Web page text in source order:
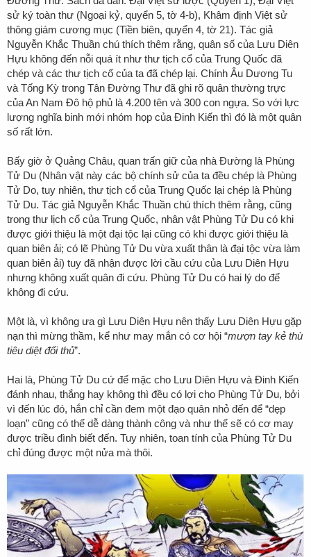
sử ký toàn thư (Ngoại kỷ, quyển 5, tờ 4-b), Khâm định Việt sử
thông giám cương mục (Tiền biên, quyển 4, tờ 21). Tác giả
Nguyễn Khắc Thuần chú thích thêm rằng, quân số của Lưu Diên
Hựu không đến nỗi quá ít như thư tịch cổ của Trung Quốc đã
chép và các thư tịch cổ của ta đã chép lại. Chính Âu Dương Tu
và Tống Kỳ trong Tân Đường Thư đã ghi rõ quân thường trực
của An Nam Đô hộ phủ là 4.200 tên và 300 con ngựa. So với lực
lượng nghĩa binh mới nhóm họp của Đinh Kiến thì đó là một quân
số rất lớn.
Bấy giờ ở Quảng Châu, quan trấn giữ của nhà Đường là Phùng
Tử Du (Nhân vật này các bộ chính sử của ta đều chép là Phùng
Tử Do, tuy nhiên, thư tịch cổ của Trung Quốc lại chép là Phùng
Tử Du. Tác giả Nguyễn Khắc Thuần chú thích thêm rằng, cũng
trong thư lịch cổ của Trung Quốc, nhân vật Phùng Tử Du có khi
được giới thiệu là một đại tộc lại cũng có khi được giới thiệu là
quan biên ải; có lẽ Phùng Tử Du vừa xuất thân là đại tộc vừa làm
quan biên ải) tuy đã nhận được lời cầu cứu của Lưu Diên Hựu
nhưng không xuất quân đi cứu. Phùng Tử Du có hai lý do để
không đi cứu.
Một là, vì không ưa gì Lưu Diên Hựu nên thấy Lưu Diên Hựu gặp
nạn thì mừng thầm, kể như may mắn có cơ hội “mượn tay kẻ thù
tiêu diệt đối thủ”.
Hai là, Phùng Tử Du cứ để mặc cho Lưu Diên Hựu và Đinh Kiến
đánh nhau, thắng hay không thì đều có lợi cho Phùng Tử Du, bởi
vì đến lúc đó, hắn chỉ cần đem một đạo quân nhỏ đến để “dẹp
loạn” cũng có thể dễ dàng thành công và như thế sẽ có cơ may
được triều đình biết đến. Tuy nhiên, toan tính của Phùng Tử Du
chỉ đúng được một nửa mà thôi.